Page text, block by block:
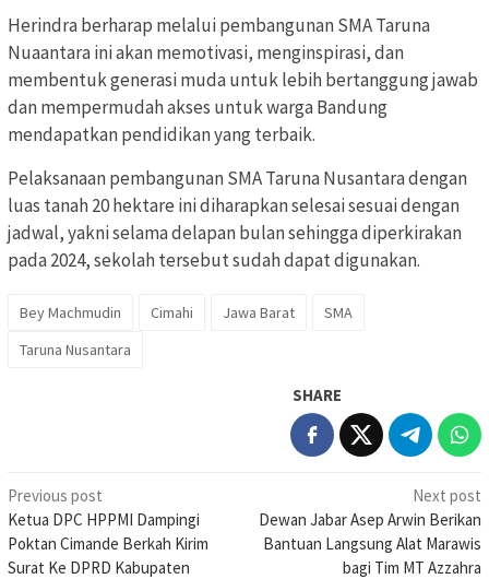
Herindra berharap melalui pembangunan SMA Taruna
Nuaantara ini akan memotivasi, menginspirasi, dan
membentuk generasi muda untuk lebih bertanggung jawab
dan mempermudah akses untuk warga Bandung
mendapatkan pendidikan yang terbaik.
Pelaksanaan pembangunan SMA Taruna Nusantara dengan
luas tanah 20 hektare ini diharapkan selesai sesuai dengan
jadwal, yakni selama delapan bulan sehingga diperkirakan
pada 2024, sekolah tersebut sudah dapat digunakan.
Bey Machmudin Cimahi Jawa Barat
SMA
Taruna Nusantara
SHARE
Post
navigation
Previous post
Ketua DPC HPPMI Dampingi
Poktan Cimande Berkah Kirim
Surat Ke DPRD Kabupaten
Next post
Dewan Jabar Asep Arwin Berikan
Bantuan Langsung Alat Marawis
bagi Tim MT Azzahra